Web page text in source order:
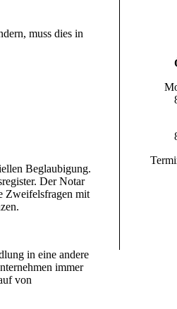
muss dies in
Beglaubigung.
Der Notar
Zweifelsfragen mit
in eine andere
immer
von